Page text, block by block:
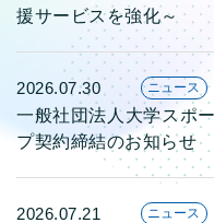
援サービスを強化～
2026.07.30 ニュース
一般社団法人大学スポ
プ契約締結のお知らせ
2026.07.21 ニュース